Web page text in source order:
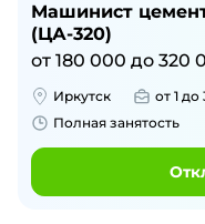
Машинист
(ЦА-320)
от 180 000 до 320
Иркутск от 1 до
Полная занятость